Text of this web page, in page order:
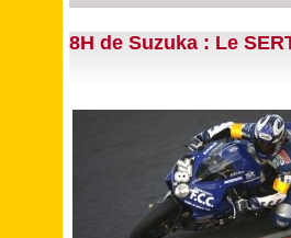
8H de Suzuka : Le